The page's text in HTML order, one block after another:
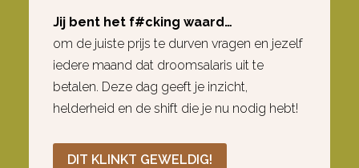
Jij bent het f#cking waard…
om de juiste prijs te durven vragen en jezelf
iedere maand dat droomsalaris uit te
betalen. Deze dag geeft je inzicht,
helderheid en de shift die je nu nodig hebt!
DIT KLINKT GEWELDIG!